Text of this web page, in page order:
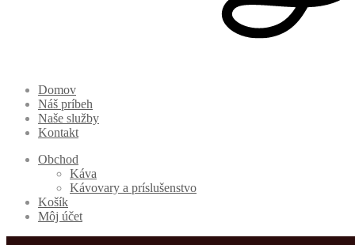
Domov
Náš príbeh
Naše služby
Kontakt
Obchod
Káva
Kávovary a príslušenstvo
Košík
Môj účet